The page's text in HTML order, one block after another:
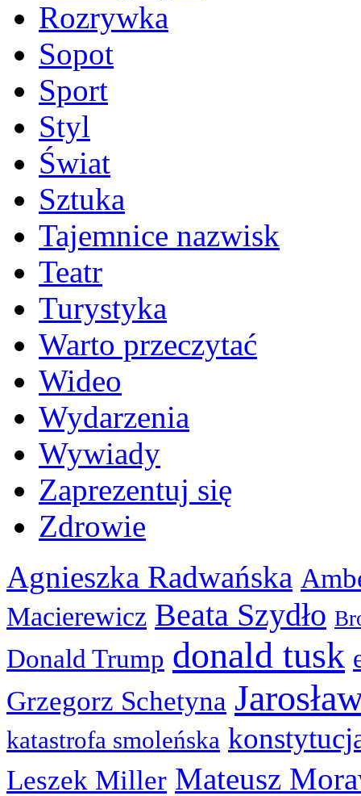
Rozrywka
Sopot
Sport
Styl
Świat
Sztuka
Tajemnice nazwisk
Teatr
Turystyka
Warto przeczytać
Wideo
Wydarzenia
Wywiady
Zaprezentuj się
Zdrowie
Agnieszka Radwańska
Macierewicz Beata Szydło
Donald Trump donald tusk
Grzegorz Schetyna
katastrofa smoleńska
Leszek Miller Mateusz